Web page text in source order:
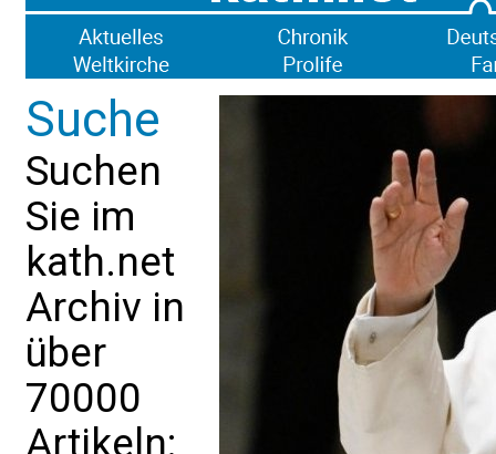
Suche
Suchen
Sie im
kath.net
Archiv in
über
70000
Artikeln: